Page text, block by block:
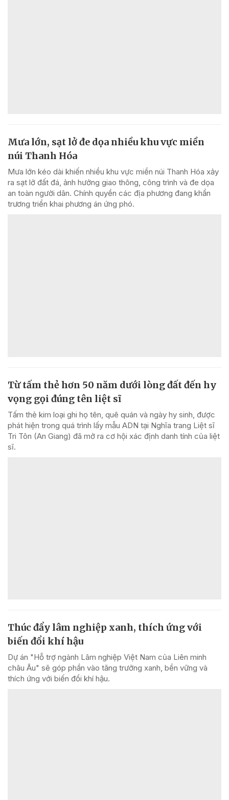
Mưa lớn, sạt lở đe dọa nhiều khu vực miền
núi Thanh Hóa
Mưa lớn kéo dài khiến nhiều khu vực miền núi Thanh Hóa xảy
ra sạt lở đất đá, ảnh hưởng giao thông, công trình và đe dọa
an toàn người dân. Chính quyền các địa phương đang khẩn
trương triển khai phương án ứng phó.
Từ tấm thẻ hơn 50 năm dưới lòng đất đến hy
vọng gọi đúng tên liệt sĩ
Tấm thẻ kim loại ghi họ tên, quê quán và ngày hy sinh, được
phát hiện trong quá trình lấy mẫu ADN tại Nghĩa trang Liệt sĩ
Tri Tôn (An Giang) đã mở ra cơ hội xác định danh tính của liệt
sĩ.
Thúc đẩy lâm nghiệp xanh, thích ứng với
biến đổi khí hậu
Dự án "Hỗ trợ ngành Lâm nghiệp Việt Nam của Liên minh
châu Âu" sẽ góp phần vào tăng trưởng xanh, bền vững và
thích ứng với biến đổi khí hậu.